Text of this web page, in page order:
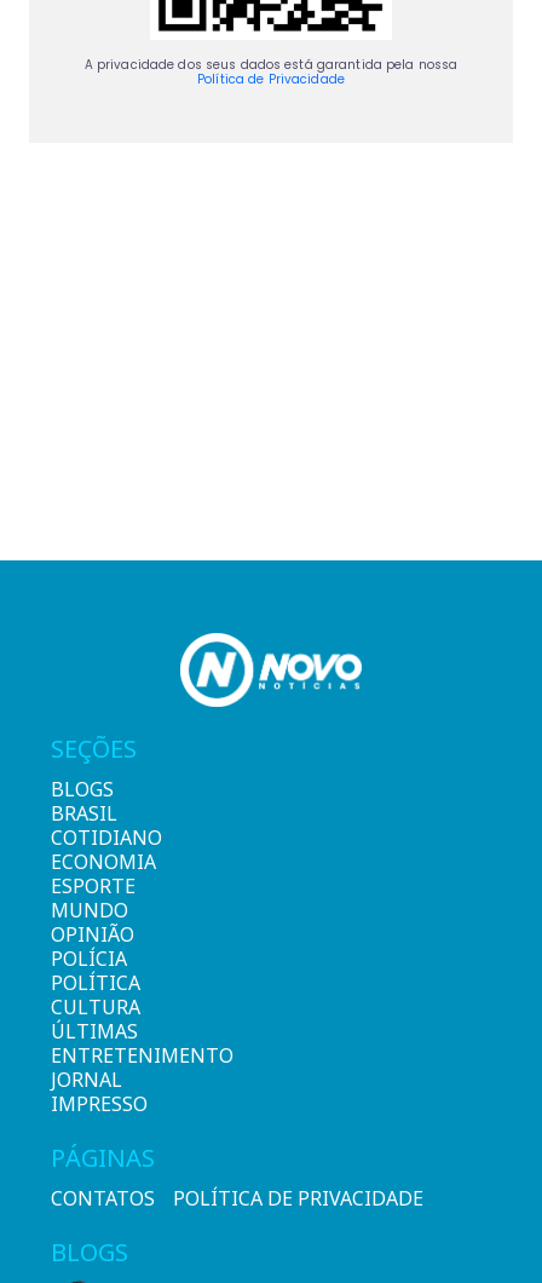
A privacidade dos seus dados está garantida pela nossa
Política de Privacidade
SEÇÕES
BLOGS
BRASIL
COTIDIANO
ECONOMIA
ESPORTE
MUNDO
OPINIÃO
POLÍCIA
POLÍTICA
CULTURA
ÚLTIMAS
ENTRETENIMENTO
JORNAL
IMPRESSO
PÁGINAS
CONTATOS POLÍTICA DE PRIVACIDADE
BLOGS